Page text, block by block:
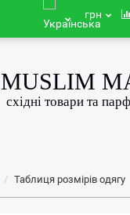
грн
Таблиця розмірів одягу